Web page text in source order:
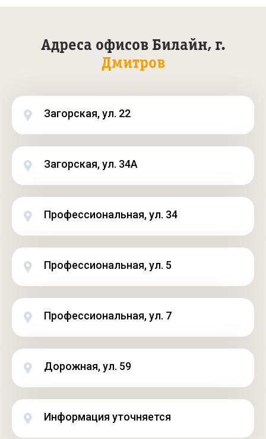
Адреса офисов Билайн, г.
Дмитров
Загорская, ул. 22
Загорская, ул. 34А
Профессиональная, ул. 34
Профессиональная, ул. 5
Профессиональная, ул. 7
Дорожная, ул. 59
Информация уточняется